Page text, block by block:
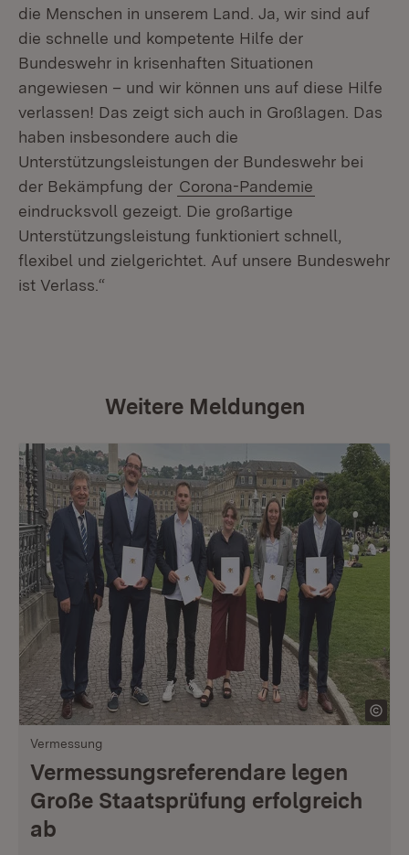
die Menschen in unserem Land. Ja, wir sind auf
die schnelle und kompetente Hilfe der
Bundeswehr in krisenhaften Situationen
angewiesen – und wir können uns auf diese Hilfe
verlassen! Das zeigt sich auch in Großlagen. Das
haben insbesondere auch die
Unterstützungsleistungen der Bundeswehr bei
der Bekämpfung der Corona-Pandemie
eindrucksvoll gezeigt. Die großartige
Unterstützungsleistung funktioniert schnell,
flexibel und zielgerichtet. Auf unsere Bundeswehr
ist Verlass.“
Weitere Meldungen
Vermessung
Vermessungsreferendare legen
Große Staatsprüfung erfolgreich
ab